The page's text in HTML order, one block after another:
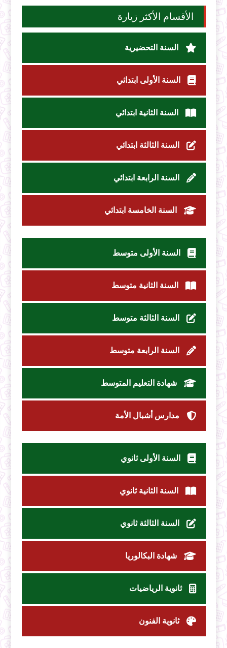
الأقسام الأكثر زيارة
السنة التحضيرية
السنة الأولى ابتدائي
السنة الثانية ابتدائي
السنة الثالثة ابتدائي
السنة الرابعة ابتدائي
السنة الخامسة ابتدائي
السنة الأولى متوسط
السنة الثانية متوسط
السنة الثالثة متوسط
السنة الرابعة متوسط
شهادة التعليم المتوسط
مدارس أشبال الأمة
السنة الأولى ثانوي
السنة الثانية ثانوي
السنة الثالثة ثانوي
شهادة البكالوريا
ثانوية الرياضيات
ثانوية الفنون